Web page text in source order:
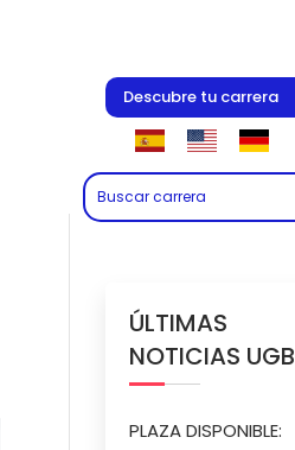
Descubre tu carrera
ÚLTIMAS
NOTICIAS UGB
PLAZA DISPONIBLE: